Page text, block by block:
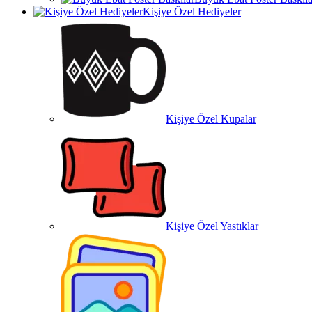
Kişiye Özel Hediyeler
Kişiye Özel Kupalar
Kişiye Özel Yastıklar